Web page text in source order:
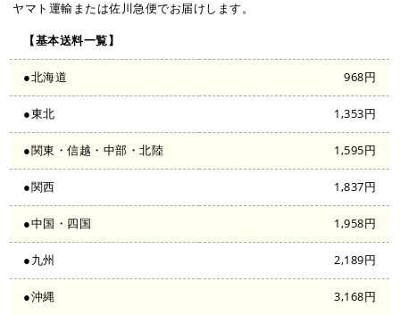
ヤマト運輸または佐川急便でお届けします。
【基本送料一覧】
●北海道 968円
●東北 1,353円
●関東・信越・中部・北陸 1,595円
●関西 1,837円
●中国・四国 1,958円
●九州 2,189円
●沖縄 3,168円